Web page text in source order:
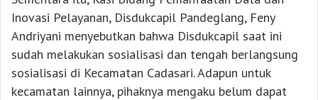
Inovasi Pelayanan, Disdukcapil Pandeglang, Feny
Andriyani menyebutkan bahwa Disdukcapil saat ini
sudah melakukan sosialisasi dan tengah berlangsung
sosialisasi di Kecamatan Cadasari. Adapun untuk
kecamatan lainnya, pihaknya mengaku belum dapat